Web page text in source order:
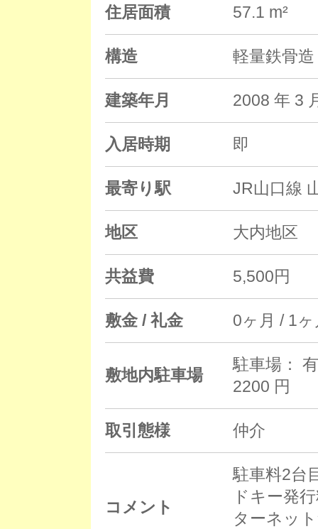
住居面積 57.1 m²
構造 軽量鉄骨
建築年月 2008 年
入居時期 即
最寄り駅 JR山口線
地区 大内地区
共益費 5,500円
敷金 / 礼金 0ヶ月 / 1ヶ
敷地内駐車場
駐車場：
2200 円
取引態様 仲介
コメント
駐車料2台
ドキー発
ターネッ